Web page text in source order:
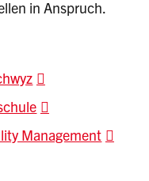
in Anspruch.
Management